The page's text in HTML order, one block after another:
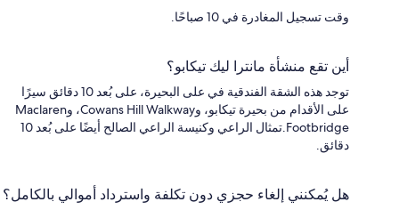
وقت تسجيل المغادرة في 10 صباحًا.
أين تقع منشأة مانترا ليك تيكابو؟
توجد هذه الشقة الفندقية في على البحيرة، على بُعد 10 دقائق سيرًا
على الأقدام من بحيرة تيكابو، وCowans Hill Walkway، وMaclaren
Footbridge.تمثال الراعي وكنيسة الراعي الصالح أيضًا على بُعد 10
دقائق.
هل يُمكنني إلغاء حجزي دون تكلفة واسترداد أموالي بالكامل؟